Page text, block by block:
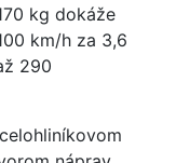
kg dokáže
km/h za 3,6
290